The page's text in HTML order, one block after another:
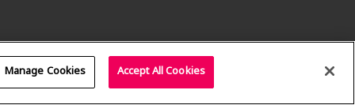
Manage Cookies Accept All Cookies